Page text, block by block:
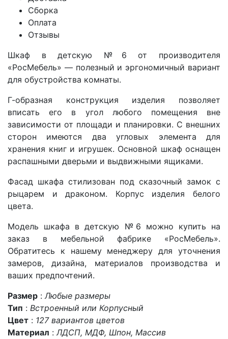
Сборка
Оплата
Отзывы
Шкаф в детскую №6 от производителя
«РосМебель» — полезный и эргономичный вариант
для обустройства комнаты.
Г-образная конструкция изделия позволяет
вписать его в угол любого помещения вне
зависимости от площади и планировки. С внешних
сторон имеются два угловых элемента для
хранения книг и игрушек. Основной шкаф оснащен
распашными дверьми и выдвижными ящиками.
Фасад шкафа стилизован под сказочный замок с
рыцарем и драконом. Корпус изделия белого
цвета.
Модель шкафа в детскую №6 можно купить на
заказ в мебельной фабрике «РосМебель».
Обратитесь к нашему менеджеру для уточнения
замеров, дизайна, материалов производства и
ваших предпочтений.
Размер :Любые размеры
Тип : Встроенный или Корпусный
Цвет : 127 вариантов цветов
Материал :ЛДСП, МДФ, Шпон, Массив